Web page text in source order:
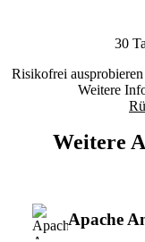
30
Risikofrei
Weitere
Weitere
Apache